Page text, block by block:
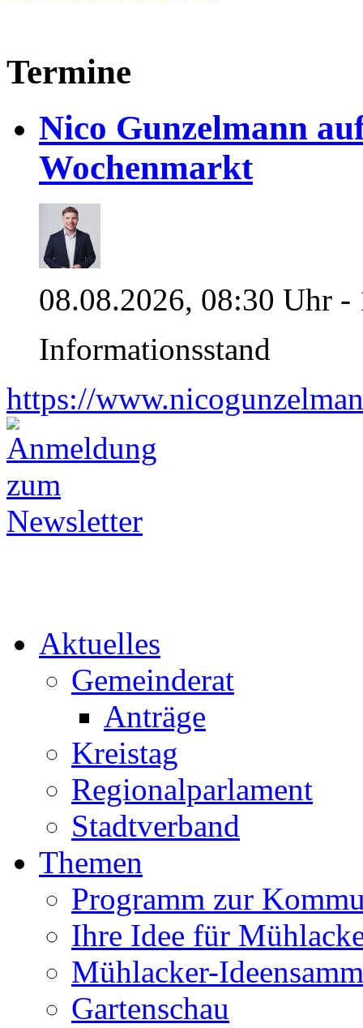
Termine
Nico Gunzelmann
Wochenmarkt
08.08.2026, 08:30 Uhr -
Informationsstand
https://
Aktuelles
Gemeinderat
Anträge
Kreistag
Regionalparlament
Stadtverband
Themen
Programm zur
Ihre Idee für
Mühlacker-
Gartenschau